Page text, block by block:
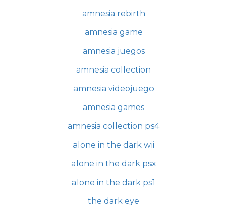
amnesia rebirth
amnesia game
amnesia juegos
amnesia collection
amnesia videojuego
amnesia games
amnesia collection ps4
alone in the dark wii
alone in the dark psx
alone in the dark ps1
the dark eye